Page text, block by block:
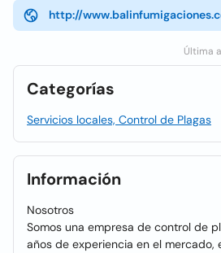
http://
Última
Categorías
Servicios locales, Control de Plagas
Información
Nosotros
Somos una empresa de control de
años de experiencia en el mercado,